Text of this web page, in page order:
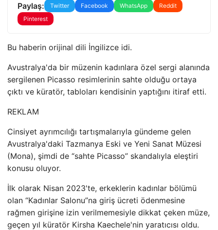
Paylaş: Twitter Facebook WhatsApp
Reddit
Pinterest
Bu haberin orijinal dili İngilizce idi.
Avustralya'da bir müzenin kadınlara özel sergi alanında
sergilenen Picasso resimlerinin sahte olduğu ortaya
çıktı ve küratör, tabloları kendisinin yaptığını itiraf etti.
REKLAM
Cinsiyet ayrımcılığı tartışmalarıyla gündeme gelen
Avustralya'daki Tazmanya Eski ve Yeni Sanat Müzesi
(Mona), şimdi de “sahte Picasso” skandalıyla eleştiri
konusu oluyor.
İlk olarak Nisan 2023'te, erkeklerin kadınlar bölümü
olan “Kadınlar Salonu”na giriş ücreti ödenmesine
rağmen girişine izin verilmemesiyle dikkat çeken müze,
geçen yıl küratör Kirsha Kaechele'nin yaratıcısı oldu.